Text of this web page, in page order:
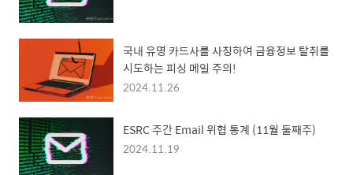
국내 유명 카드사를 사칭하여 금융정보 탈취를
시도하는 피싱 메일 주의!
2024.11.26
ESRC 주간 Email 위협 통계 (11월 둘째주)
2024.11.19